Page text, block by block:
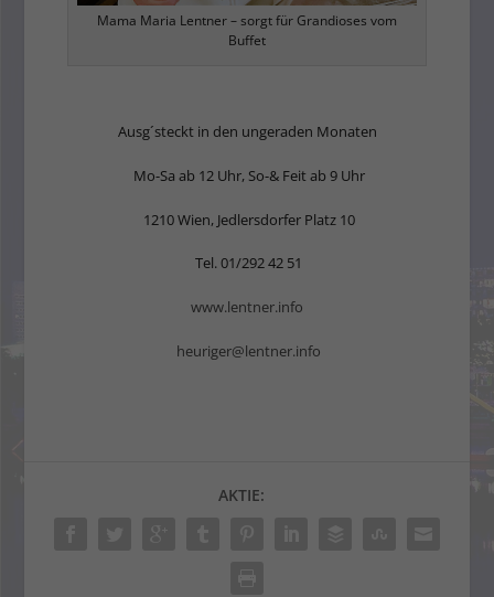
Mama Maria Lentner – sorgt für Grandioses vom
Buffet
Ausg´steckt in den ungeraden Monaten
Mo-Sa ab 12 Uhr, So-& Feit ab 9 Uhr
1210 Wien, Jedlersdorfer Platz 10
Tel. 01/292 42 51
www.lentner.info
heuriger@lentner.info
AKTIE: